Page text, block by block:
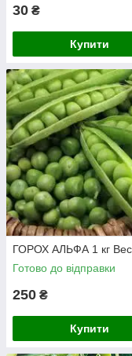
30 ₴
Купити
ГОРОХ АЛЬФА 1 кг
Готово до відправки
250 ₴
Купити